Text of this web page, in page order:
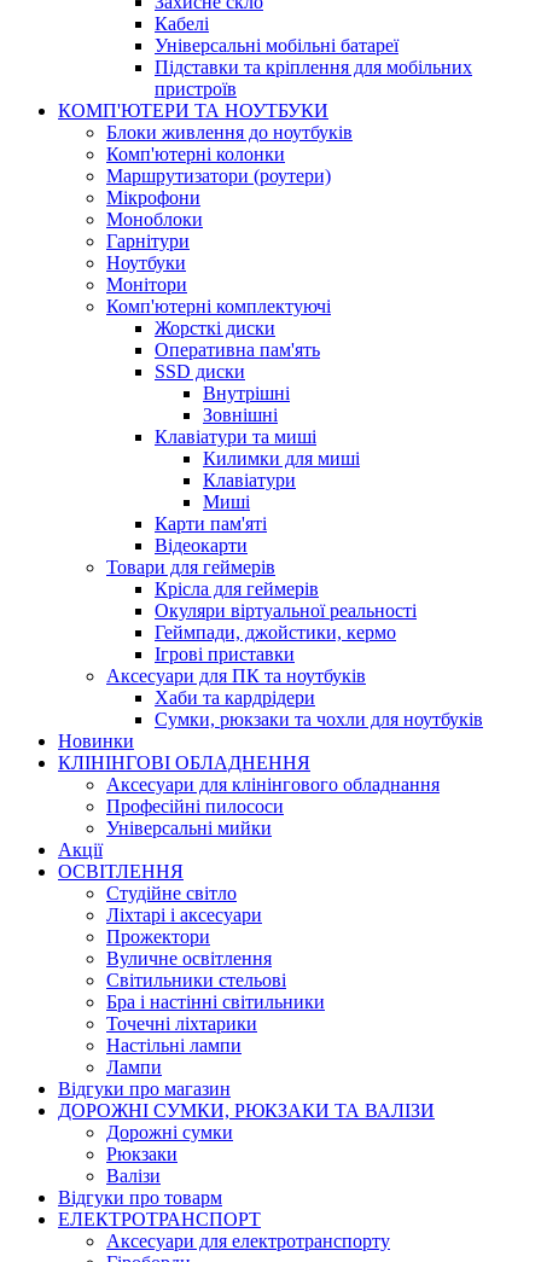
Кабелі
Універсальні мобільні батареї
Підставки та кріплення для мобільних
пристроїв
КОМП'ЮТЕРИ ТА НОУТБУКИ
Блоки живлення до ноутбуків
Комп'ютерні колонки
Маршрутизатори (роутери)
Мікрофони
Моноблоки
Гарнітури
Ноутбуки
Монітори
Комп'ютерні комплектуючі
Жорсткі диски
Оперативна пам'ять
SSD диски
Внутрішні
Зовнішні
Клавіатури та миші
Килимки для миші
Клавіатури
Миші
Карти пам'яті
Відеокарти
Товари для геймерів
Крісла для геймерів
Окуляри віртуальної реальності
Геймпади, джойстики, кермо
Ігрові приставки
Аксесуари для ПК та ноутбуків
Хаби та кардрідери
Сумки, рюкзаки та чохли для ноутбуків
Новинки
КЛІНІНГОВІ ОБЛАДНЕННЯ
Аксесуари для клінінгового обладнання
Професійні пилососи
Універсальні мийки
Акції
ОСВІТЛЕННЯ
Студійне світло
Ліхтарі і аксесуари
Прожектори
Вуличне освітлення
Світильники стельові
Бра і настінні світильники
Точечні ліхтарики
Настільні лампи
Лампи
Відгуки про магазин
ДОРОЖНІ СУМКИ, РЮКЗАКИ ТА ВАЛІЗИ
Дорожні сумки
Рюкзаки
Валізи
Відгуки про товарм
ЕЛЕКТРОТРАНСПОРТ
Аксесуари для електротранспорту